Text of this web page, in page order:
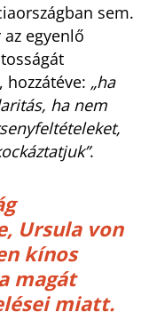
sem.
egyenlő
„ha
ha nem
.
Ursula von
kínos
magát
miatt.